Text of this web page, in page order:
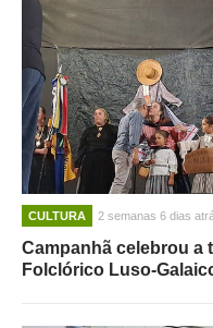
CULTURA 2 semanas 6 dias
Campanhã celebrou a
Folclórico Luso-